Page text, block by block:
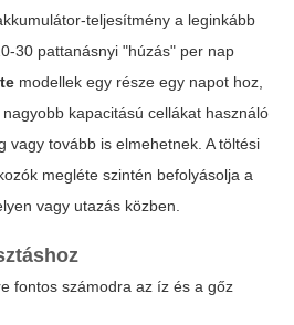
teljesítmény a leginkább
30 pattanásnyi "húzás" per nap
modellek egy része egy napot hoz,
kapacitású cellákat használó
vagy tovább is elmehetnek. A töltési
megléte szintén befolyásolja a
vagy utazás közben.
fontos számodra az íz és a gőz